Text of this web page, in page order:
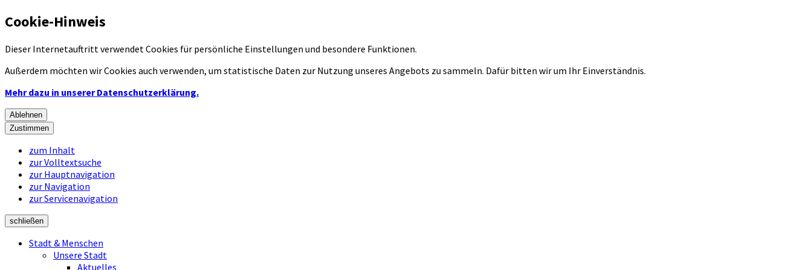
Cookie-Hinweis
Dieser Internetauftritt verwendet Cookies für persönliche Einstellungen und besondere Funktionen.
Außerdem möchten wir Cookies auch verwenden, um statistische Daten zur Nutzung unseres Angebots zu sammeln. Dafür bitten wir um Ihr Einverständnis.
Mehr dazu in unserer Datenschutzerklärung.
Ablehnen
Zustimmen
zum Inhalt
zur Volltextsuche
zur Hauptnavigation
zur Navigation
zur Servicenavigation
schließen
Stadt & Menschen
Unsere Stadt
Aktuelles